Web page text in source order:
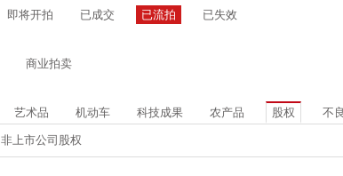
即将开拍 已成交 已流拍 已失效
商业拍卖
艺术品 机动车 科技成果 农产品 股权 不
非上市公司股权